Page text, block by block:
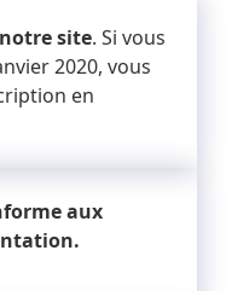
site. Si vous
2020, vous
en
aux